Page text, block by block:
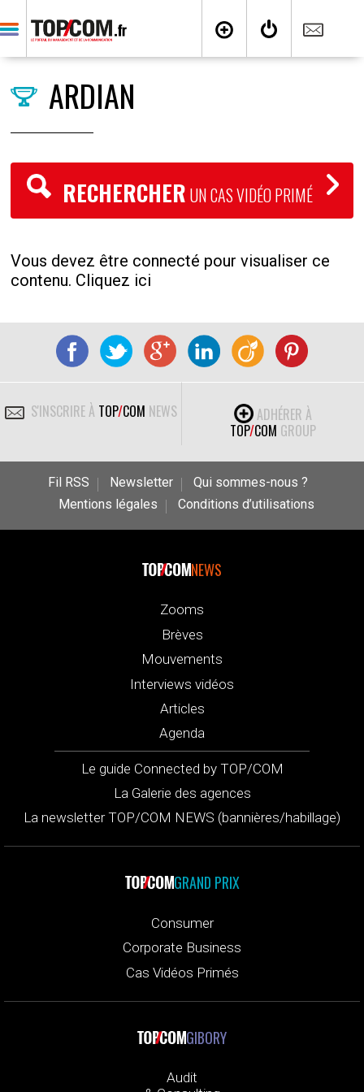
ARDIAN
RECHERCHER UN CAS VIDÉO PRIMÉ
Vous devez être connecté pour visualiser ce
contenu. Cliquez ici
S'INSCRIRE À TOP/COM NEWS
ADHÉRER À
TOP/COM GROUP
Fil RSS Newsletter
Qui sommes-nous ?
Mentions légales
Conditions d’utilisations
NEWS
Zooms
Brèves
Mouvements
Interviews vidéos
Articles
Agenda
Le guide Connected by TOP/COM
La Galerie des agences
La newsletter TOP/COM NEWS (bannières/habillage)
GRAND PRIX
Consumer
Corporate Business
Cas Vidéos Primés
GIBORY
Audit